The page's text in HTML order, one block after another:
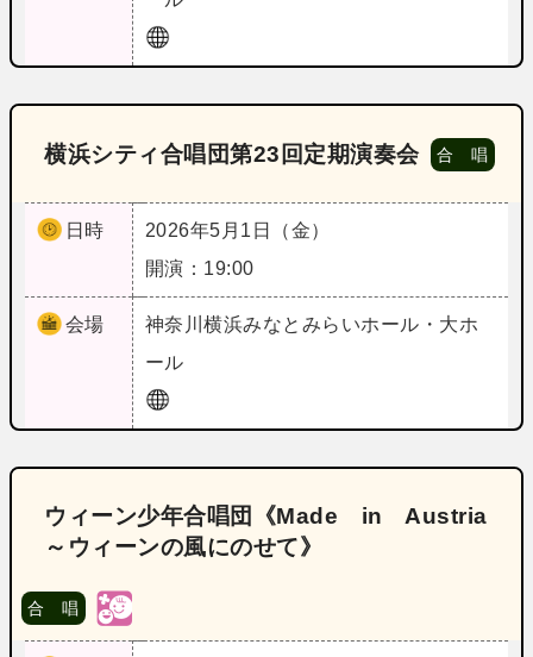
横浜シティ合唱団第23回定期演奏会 合 唱
日時
2026年5月1日（金）
開演：19:00
会場 神奈川横浜みなとみらいホール・大ホ
ール
ウィーン少年合唱団《Made in Austria
～ウィーンの風にのせて》
合 唱